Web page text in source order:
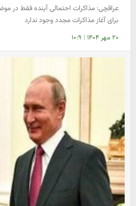
عراقچی: مذاکرات احتمالی آینده فقط در
برای آغاز مذاکرات مجدد وجود ندارد
۲۰ مهر ۱۴۰۴ | ۱۰:۹